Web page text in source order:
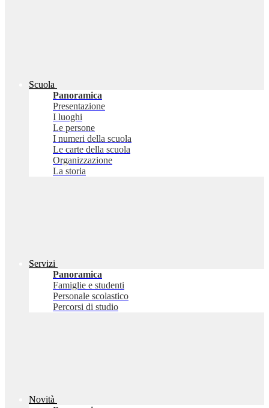
Scuola
Panoramica
Presentazione
I luoghi
Le persone
I numeri della scuola
Le carte della scuola
Organizzazione
La storia
Servizi
Panoramica
Famiglie e studenti
Personale scolastico
Percorsi di studio
Novità